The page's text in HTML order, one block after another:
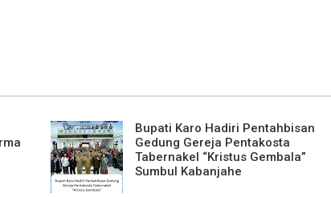
Bupati Karo Hadiri Pentahbisan
Gedung Gereja Pentakosta
Tabernakel “Kristus Gembala”
Sumbul Kabanjahe